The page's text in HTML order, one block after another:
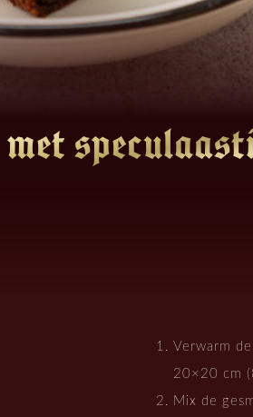
Verwarm
20×20 cm
Mix de